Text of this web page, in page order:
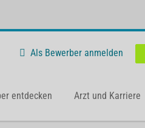
Als Bewerber anmelden
entdecken Arzt und Karriere